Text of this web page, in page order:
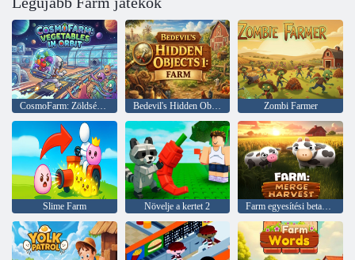
Bedevil's Hidden Objects 1: Farm Zombi Farmer
Slime Farm Növelje a kertet 2 Farm egyesítési betakarítás